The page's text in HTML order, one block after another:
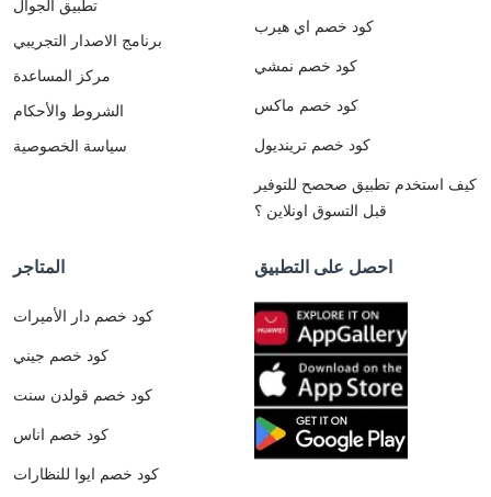
تطبيق الجوال
برنامج الاصدار التجريبي
مركز المساعدة
الشروط والأحكام
سياسة الخصوصية
كود خصم اي هيرب
كود خصم نمشي
كود خصم ماكس
كود خصم ترينديول
كيف استخدم تطبيق صحصح للتوفير
قبل التسوق اونلاين ؟
المتاجر
كود خصم دار الأميرات
كود خصم جيني
كود خصم قولدن سنت
كود خصم اناس
كود خصم ايوا للنظارات
احصل على التطبيق